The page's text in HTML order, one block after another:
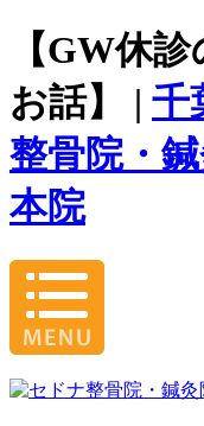
【GW休
お話】 | 千
整骨院・
本院